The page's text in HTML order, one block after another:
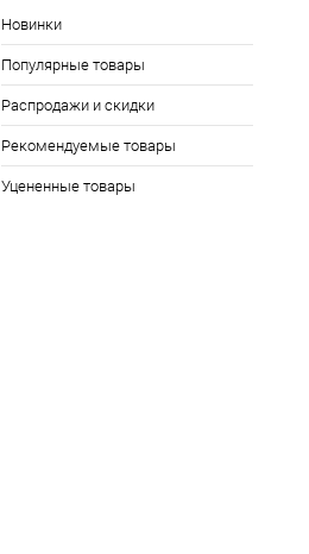
Новинки
Популярные товары
Распродажи и скидки
Рекомендуемые товары
Уцененные товары